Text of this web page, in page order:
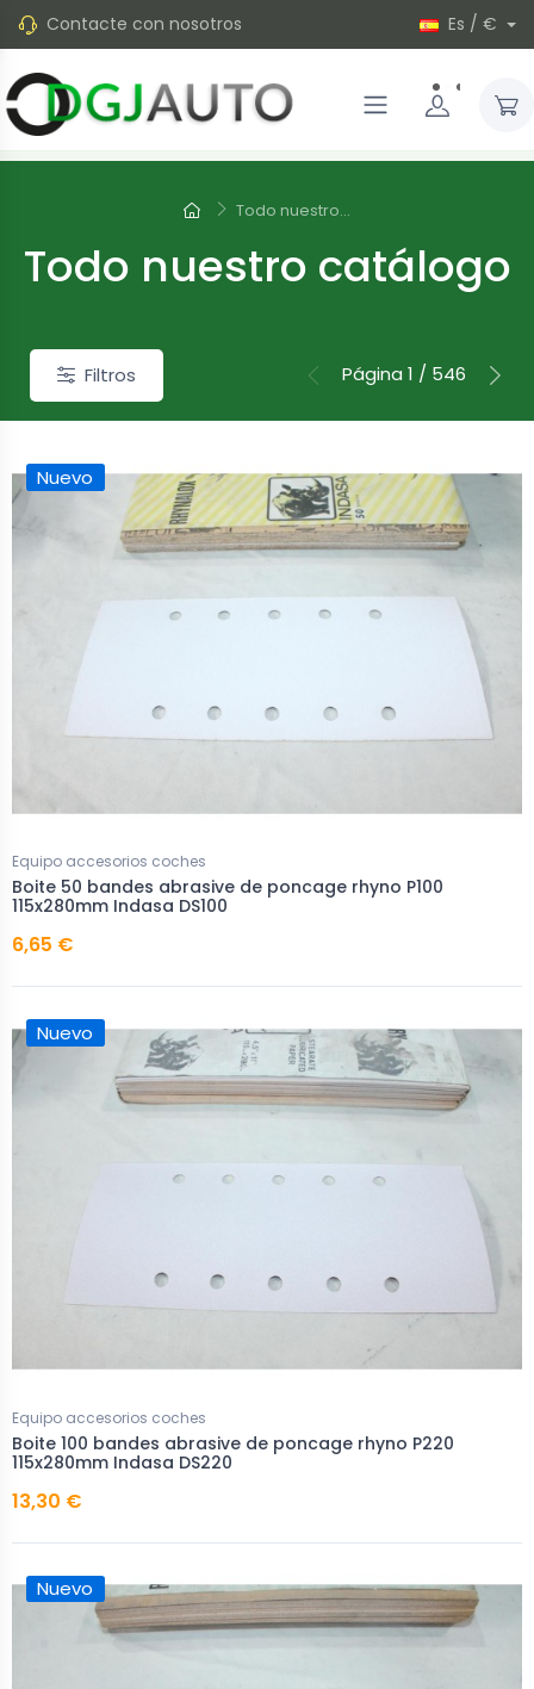
Contacte con nosotros Es / €
Todo nuestro...
Todo nuestro catálogo
Filtros Página 1 / 546
Nuevo
Equipo accesorios coches
Boite 50 bandes abrasive de poncage rhyno P100
115x280mm Indasa DS100
6,65 €
Nuevo
Equipo accesorios coches
Boite 100 bandes abrasive de poncage rhyno P220
115x280mm Indasa DS220
13,30 €
Nuevo